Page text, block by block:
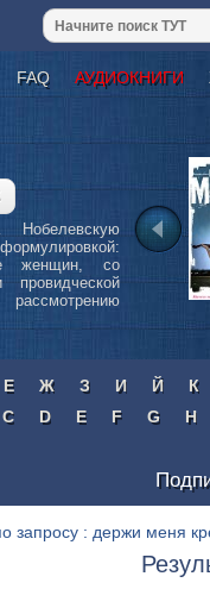
FAQ АУДИОКНИГИ
Нобелевскую
женщин, со
Е Ж З И Й К
C D E F G H
запросу : держи меня